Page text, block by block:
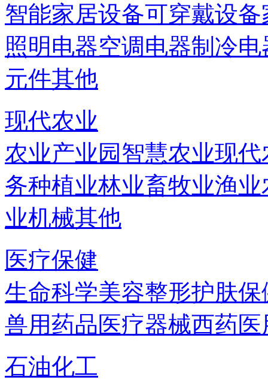
智能家居设备可穿戴设备
照明电器空调电器制冷电
元件其他
现代农业
农业产业园智慧农业现代
务种植业林业畜牧业渔业
业机械其他
医疗保健
生命科学美容整形护肤保
兽用药品医疗器械西药
石油化工